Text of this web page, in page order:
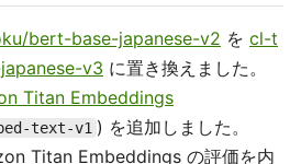
bert-base-japanese-v2 を cl-t
v3 に置き換えました。
Titan Embeddings
text-v1 ) を追加しました。
Titan Embeddings の評価を内